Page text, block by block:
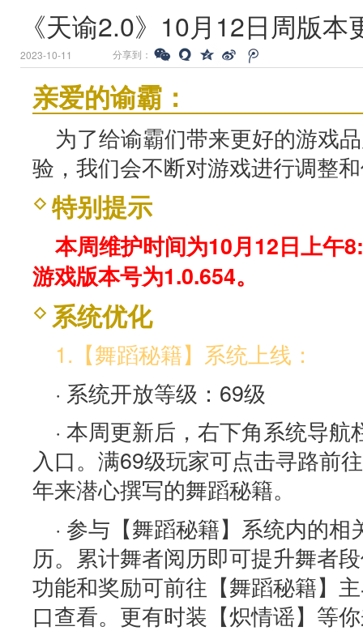
《天谕2.0》10月12日周版
2023-10-11 分享到：
亲爱的谕霸：
为了给谕霸们带来更好的游戏
验，我们会不断对游戏进行调整
特别提示
本周维护时间为10月12日上午
游戏版本号为1.0.654。
系统优化
1.【舞蹈秘籍】系统上线：
· 系统开放等级：69级
· 本周更新后，右下角系统导
入口。满69级玩家可点击寻路前
年来潜心撰写的舞蹈秘籍。
· 参与【舞蹈秘籍】系统内的
历。累计舞者阅历即可提升舞者
功能和奖励可前往【舞蹈秘籍】
口查看。更有时装【炽情谣】等